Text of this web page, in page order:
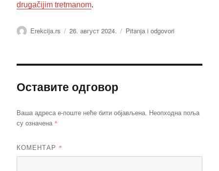
drugačijim tretmanom.
Аутор
Erekcija.rs Објављено
26. август 2024. Категорије
Pitanja i odgovori
Оставите одговор
Ваша адреса е-поште неће бити објављена. Неопходна поља
су означена *
КОМЕНТАР *